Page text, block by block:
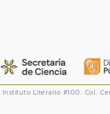
Instituto Literario #100. Col.